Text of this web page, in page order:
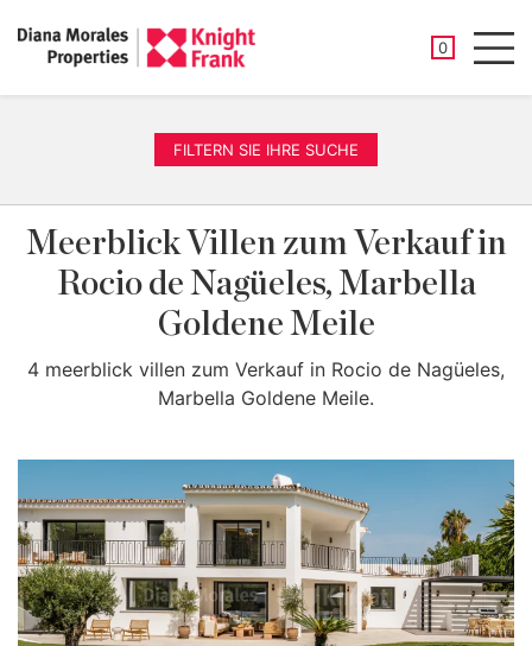
0
FILTERN SIE IHRE SUCHE
Meerblick Villen zum Verkauf in
Rocio de Nagüeles, Marbella
Goldene Meile
4 meerblick villen zum Verkauf in Rocio de Nagüeles,
Marbella Goldene Meile.